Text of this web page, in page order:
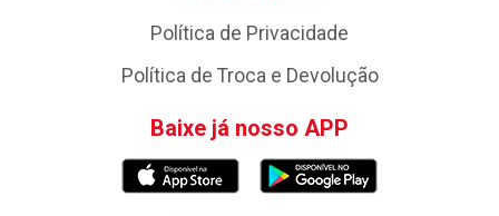
Política de Privacidade
Política de Troca e Devolução
Baixe já nosso APP